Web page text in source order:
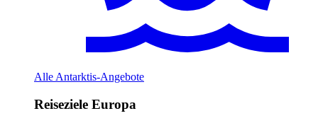
Alle Antarktis-Angebote
Reiseziele Europa